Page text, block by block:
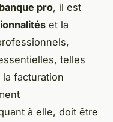
pro, il est
et la
telles
facturation
à elle, doit être